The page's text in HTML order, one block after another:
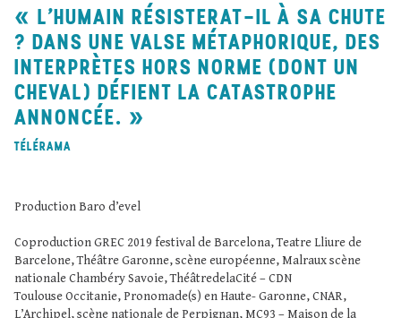
L’HUMAIN RÉSISTERAT-IL À SA CHUTE
? DANS UNE VALSE MÉTAPHORIQUE, DES
INTERPRÈTES HORS NORME (DONT UN
CHEVAL) DÉFIENT LA CATASTROPHE
ANNONCÉE.
TÉLÉRAMA
Production Baro d’evel
Coproduction GREC 2019 festival de Barcelona, Teatre Lliure de
Barcelone, Théâtre Garonne, scène européenne, Malraux scène
nationale Chambéry Savoie, ThéâtredelaCité – CDN
Toulouse Occitanie, Pronomade(s) en Haute- Garonne, CNAR,
L’Archipel, scène nationale de Perpignan, MC93 – Maison de la